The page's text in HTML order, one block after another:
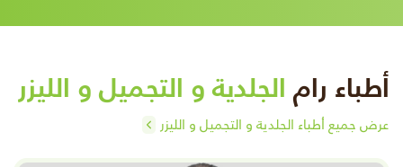
أطباء رامالجلدية و التجميل و الليزر
عرض جميع أطباء الجلدية و التجميل و الليزر